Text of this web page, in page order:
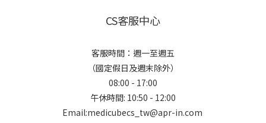
CS客服中心
客服時間：週一至週五
（國定假日及週末除外）
08:00 - 17:00
午休時間: 10:50 - 12:00
Email:medicubecs_tw@apr-in.com